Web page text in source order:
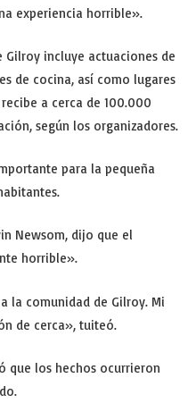
experiencia horrible».
incluye actuaciones de
de cocina, así como lugares
a cerca de 100.000
según los organizadores.
para la pequeña
Newsom, dijo que el
horrible».
la comunidad de Gilroy. Mi
de cerca», tuiteó.
que los hechos ocurrieron